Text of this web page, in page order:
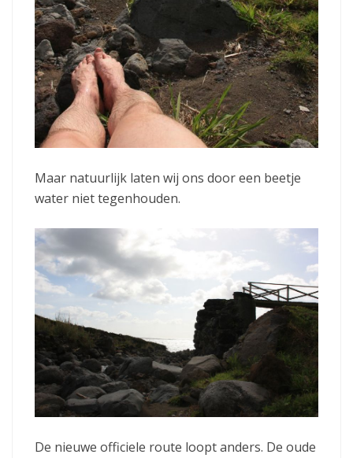
Maar natuurlijk laten wij ons door een beetje
water niet tegenhouden.
De nieuwe officiele route loopt anders. De oude